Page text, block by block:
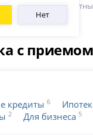
Нет
Банка
с
кредиты 6
2 Для бизнеса 5